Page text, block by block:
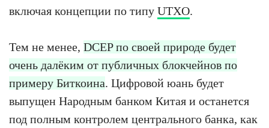
включая концепции по типу UTXO.
Тем не менее, DCEP по своей природе будет
очень далёким от публичных блокчейнов по
примеру Биткоина. Цифровой юань будет
выпущен Народным банком Китая и останется
под полным контролем центрального банка, как